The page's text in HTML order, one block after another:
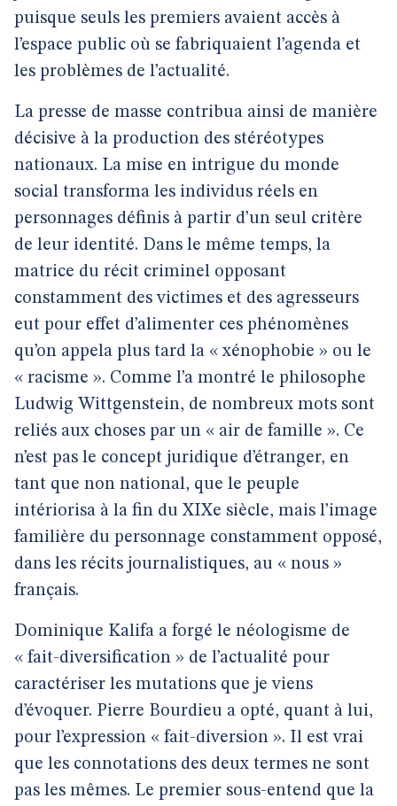
puisque seuls les premiers avaient accès à
l’espace public où se fabriquaient l’agenda et
les problèmes de l’actualité.
La presse de masse contribua ainsi de manière
décisive à la production des stéréotypes
nationaux. La mise en intrigue du monde
social transforma les individus réels en
personnages définis à partir d’un seul critère
de leur identité. Dans le même temps, la
matrice du récit criminel opposant
constamment des victimes et des agresseurs
eut pour effet d’alimenter ces phénomènes
qu’on appela plus tard la « xénophobie » ou le
« racisme ». Comme l’a montré le philosophe
Ludwig Wittgenstein, de nombreux mots sont
reliés aux choses par un « air de famille ». Ce
n’est pas le concept juridique d’étranger, en
tant que non national, que le peuple
intériorisa à la fin du XIXe siècle, mais l’image
familière du personnage constamment opposé,
dans les récits journalistiques, au « nous »
français.
Dominique Kalifa a forgé le néologisme de
« fait-diversification » de l’actualité pour
caractériser les mutations que je viens
d’évoquer. Pierre Bourdieu a opté, quant à lui,
pour l’expression « fait-diversion ». Il est vrai
que les connotations des deux termes ne sont
pas les mêmes. Le premier sous-entend que la